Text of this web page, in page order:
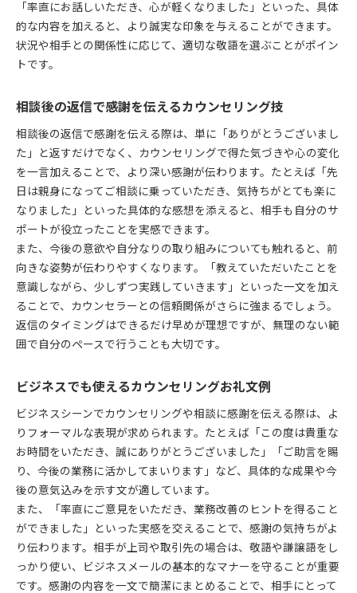
「率直にお話しいただき、心が軽くなりました」といった、具体
的な内容を加えると、より誠実な印象を与えることができます。
状況や相手との関係性に応じて、適切な敬語を選ぶことがポイン
トです。
相談後の返信で感謝を伝えるカウンセリング技
相談後の返信で感謝を伝える際は、単に「ありがとうございまし
た」と返すだけでなく、カウンセリングで得た気づきや心の変化
を一言加えることで、より深い感謝が伝わります。たとえば「先
日は親身になってご相談に乗っていただき、気持ちがとても楽に
なりました」といった具体的な感想を添えると、相手も自分のサ
ポートが役立ったことを実感できます。
また、今後の意欲や自分なりの取り組みについても触れると、前
向きな姿勢が伝わりやすくなります。「教えていただいたことを
意識しながら、少しずつ実践していきます」といった一文を加え
ることで、カウンセラーとの信頼関係がさらに強まるでしょう。
返信のタイミングはできるだけ早めが理想ですが、無理のない範
囲で自分のペースで行うことも大切です。
ビジネスでも使えるカウンセリングお礼文例
ビジネスシーンでカウンセリングや相談に感謝を伝える際は、よ
りフォーマルな表現が求められます。たとえば「この度は貴重な
お時間をいただき、誠にありがとうございました」「ご助言を賜
り、今後の業務に活かしてまいります」など、具体的な成果や今
後の意気込みを示す文が適しています。
また、「率直にご意見をいただき、業務改善のヒントを得ること
ができました」といった実感を交えることで、感謝の気持ちがよ
り伝わります。相手が上司や取引先の場合は、敬語や謙譲語をし
っかり使い、ビジネスメールの基本的なマナーを守ることが重要
です。感謝の内容を一文で簡潔にまとめることで、相手にとって